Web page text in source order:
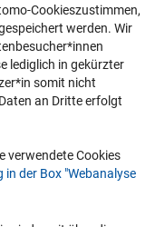
Ihr Mailpostfach oder
Cookieszustimmen,
werden. Wir
lediglich in gekürzter
somit nicht
an Dritte erfolgt
verwendete Cookies
der Box "Webanalyse